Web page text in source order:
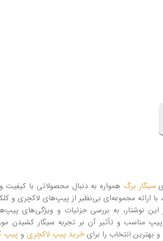
سیگار برگ همواره به دنبال محصولاتی با
با ارائه مجموعه‌ای بی‌نظیر از پیپ‌های لاکچری و
این نوشتار، به بررسی جزئیات و ویژگی‌های
مناسب و تأثیر آن بر تجربه سیگار کشیدن
انتخاب را برایخرید پیپ لاکچری و پیپ